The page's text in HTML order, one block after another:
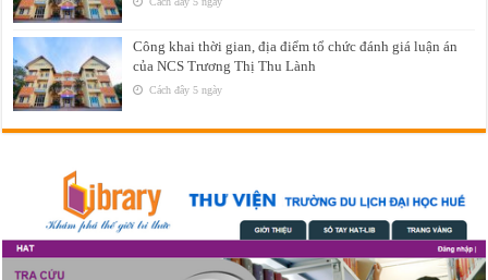
Công khai thời gian, địa điểm tổ chức đánh giá luận án
của NCS Trương Thị Thu Lành
Cách đây 5 ngày